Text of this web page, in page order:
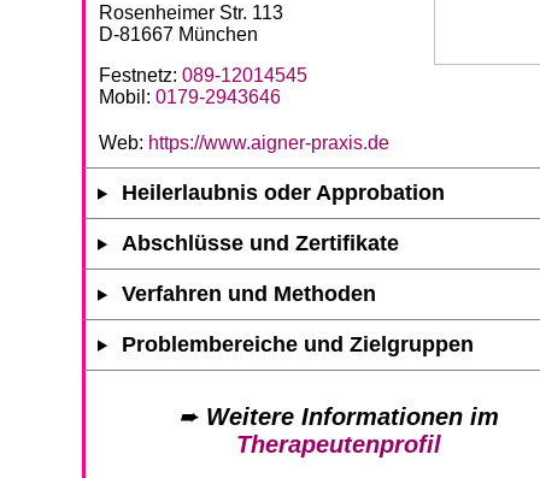
Rosenheimer Str. 113
D-81667 München
Festnetz: 089-12014545
Mobil: 0179-2943646
Web: https://www.aigner-praxis.de
Heilerlaubnis oder Approbation
Abschlüsse und Zertifikate
Verfahren und Methoden
Problembereiche und Zielgruppen
➨ Weitere Informationen im
Therapeutenprofil